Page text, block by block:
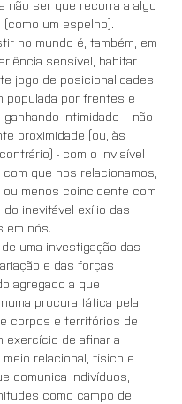
não ser que recorra a algo
(como um espelho).
no mundo é, também, em
sensível, habitar
jogo de posicionalidades
populada por frentes e
intimidade – não
proximidade (ou, às
- com o invisível
que nos relacionamos,
menos coincidente com
inevitável exílio das
em nós.
uma investigação das
e das forças
agregado a que
procura tática pela
corpos e territórios de
exercício de afinar a
relacional, físico e
comunica indivíduos,
como campo de